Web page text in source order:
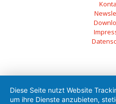
Diese Seite nutzt Website
um ihre Dienste anzubieten,